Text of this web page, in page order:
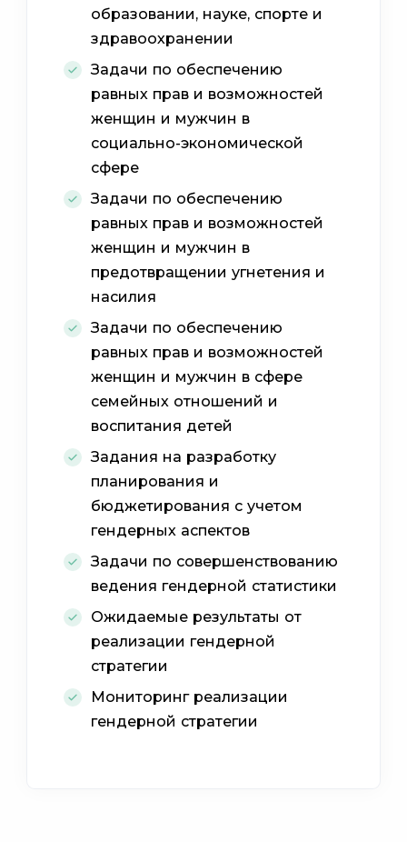
образовании, науке, спорте и
здравоохранении
Задачи по обеспечению
равных прав и возможностей
женщин и мужчин в
социально-экономической
сфере
Задачи по обеспечению
равных прав и возможностей
женщин и мужчин в
предотвращении угнетения и
насилия
Задачи по обеспечению
равных прав и возможностей
женщин и мужчин в сфере
семейных отношений и
воспитания детей
Задания на разработку
планирования и
бюджетирования с учетом
гендерных аспектов
Задачи по совершенствованию
ведения гендерной статистики
Ожидаемые результаты от
реализации гендерной
стратегии
Мониторинг реализации
гендерной стратегии